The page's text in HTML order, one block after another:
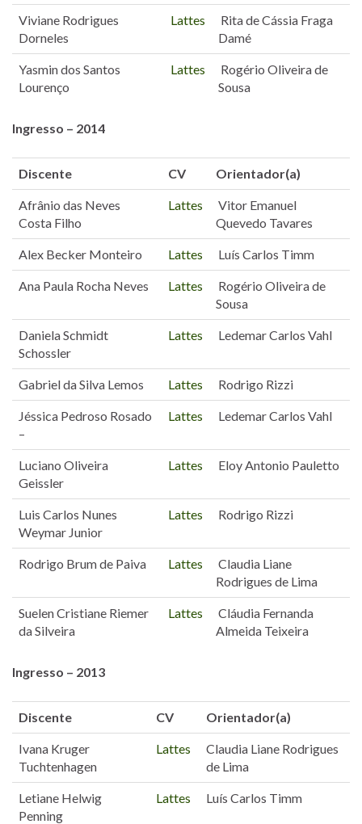
Viviane Rodrigues
Dorneles
Lattes
Rita de Cássia Fraga
Damé
Yasmin dos Santos
Lourenço
Lattes
Rogério Oliveira de
Sousa
Ingresso – 2014
Discente CV Orientador(a)
Afrânio das Neves
Costa Filho
Lattes
Vitor Emanuel
Quevedo Tavares
Alex Becker Monteiro Lattes Luís Carlos Timm
Ana Paula Rocha Neves Lattes
Rogério Oliveira de
Sousa
Daniela Schmidt
Schossler
Lattes Ledemar Carlos Vahl
Gabriel da Silva Lemos Lattes Rodrigo Rizzi
Jéssica Pedroso Rosado
–
Lattes Ledemar Carlos Vahl
Luciano Oliveira
Geissler
Lattes Eloy Antonio Pauletto
Luis Carlos Nunes
Weymar Junior
Lattes Rodrigo Rizzi
Rodrigo Brum de Paiva Lattes
Claudia Liane
Rodrigues de Lima
Suelen Cristiane Riemer
da Silveira
Lattes
Cláudia Fernanda
Almeida Teixeira
Ingresso – 2013
Discente CV Orientador(a)
Ivana Kruger
Tuchtenhagen
Lattes
Claudia Liane Rodrigues
de Lima
Letiane Helwig
Penning
Lattes Luís Carlos Timm